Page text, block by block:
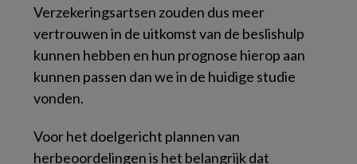
Verzekeringsartsen zouden dus meer
vertrouwen in de uitkomst van de beslishulp
kunnen hebben en hun prognose hierop aan
kunnen passen dan we in de huidige studie
vonden.
Voor het doelgericht plannen van
herbeoordelingen is het belangrijk dat